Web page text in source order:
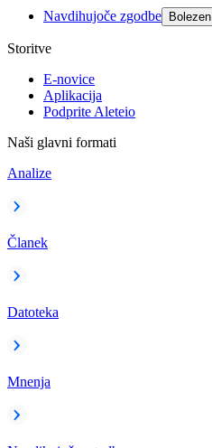
Navdihujoče zgodbe Bolezen
Storitve
E-novice
Aplikacija
Podprite Aleteio
Naši glavni formati
Analize
Članek
Datoteka
Mnenja